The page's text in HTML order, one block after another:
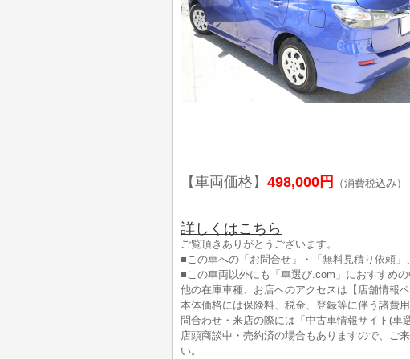
【車両価格】 498,000円 （消費税込み）
詳しくはこちら
ご覧頂きありがとうございます。
■この車への「お問合せ」・「無料見積り依頼
■この車両以外にも「車選び.com」におすすめの
他の在庫車種、お店へのアクセスは【店舗情報
本体価格には保険料、税金、登録等に伴う諸費
問合わせ・来店の際には「中古車情報サイト(車
店頭商談中・売約済の場合もありますので、ご
い。